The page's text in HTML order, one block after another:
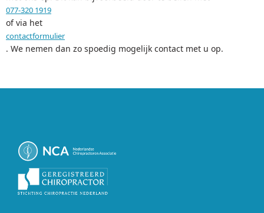
077-320 1919
of via het
contactformulier
. We nemen dan zo spoedig mogelijk contact met u op.